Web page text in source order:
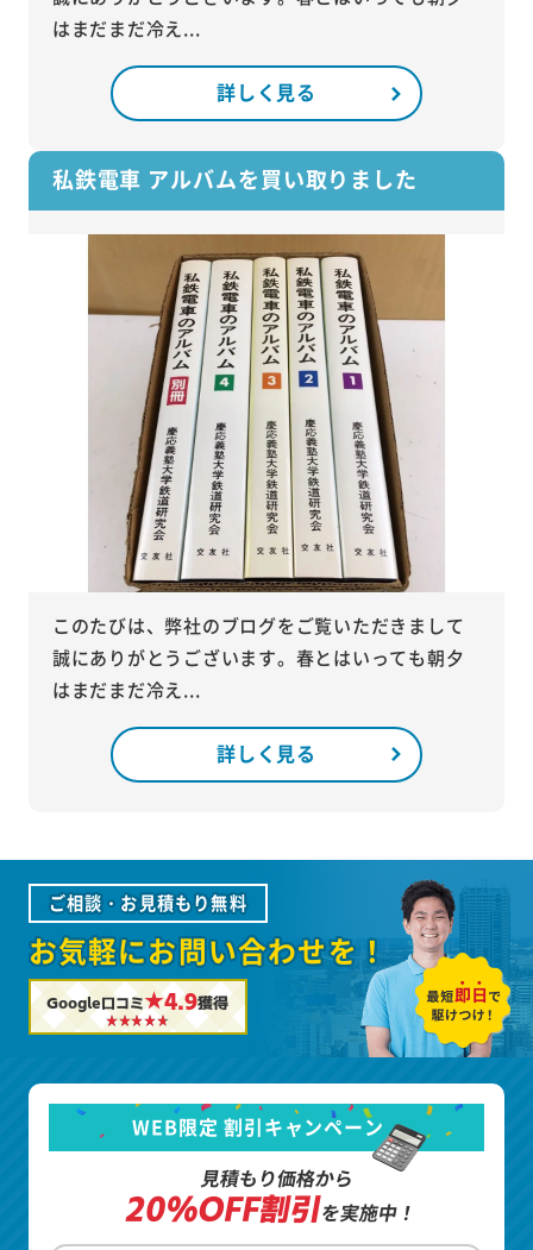
はまだまだ冷え...
詳しく見る
私鉄電車 アルバムを買い取りました
このたびは、弊社のブログをご覧いただきまして
誠にありがとうございます。春とはいっても朝夕
はまだまだ冷え...
詳しく見る
ご相談・お見積もり無料
お気軽にお問い合わせを！
Google口コミ★4.9獲得
WEB限定 割引キャンペーン
見積もり価格から
20%OFF割引を実施中！